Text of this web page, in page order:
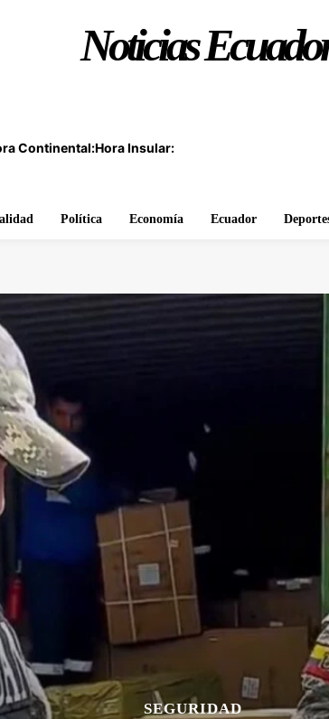
Noticias
Continental:Hora Insular:
Política Economía Ecuador
SEGURIDAD